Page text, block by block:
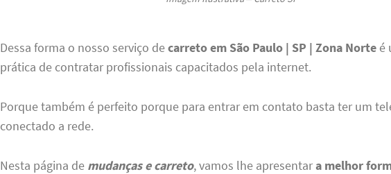
Dessa forma o nosso serviço decarreto em São Paulo | SP | Zona Norte é
prática de contratar profissionais capacitados pela internet.
Porque também é perfeito porque para entrar em contato basta ter um
conectado a rede.
Nesta página de mudanças e carreto, vamos lhe apresentara melhor